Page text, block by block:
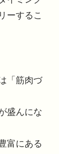
ーするこ
「筋肉づ
盛んにな
富にある